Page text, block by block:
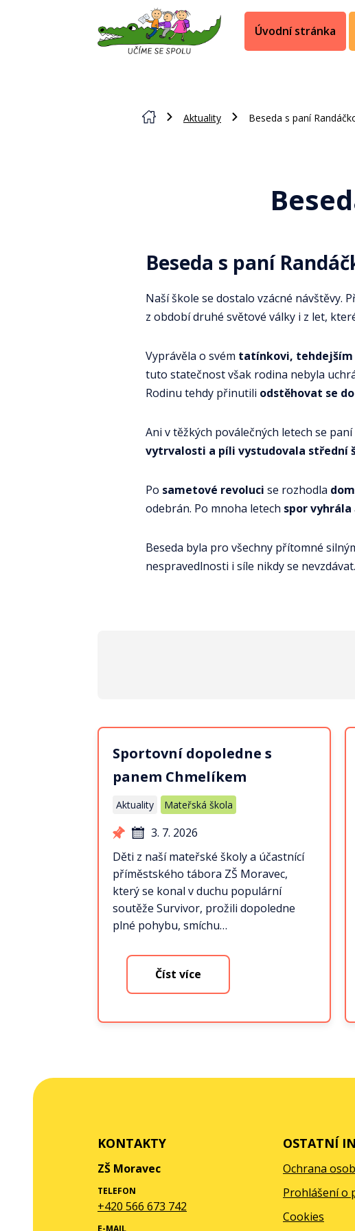
Úvodní stránka
Aktuality Beseda s paní
Beseda s paní
Naší škole se dostalo vzácné návštěvy.
z období druhé světové války i z let,
Vyprávěla o svém tatínkovi,
tuto statečnost však rodina nebyla
Rodinu tehdy přinutili odstěhovat se
Ani v těžkých poválečných letech se
vytrvalosti a píli vystudovala střední
Po sametové revoluci se rozhodla
odebrán. Po mnoha letech spor vyhrála
Beseda byla pro všechny přítomné
nespravedlnosti i síle nikdy se
Sportovní dopoledne s
panem Chmelíkem
Aktuality Mateřská škola
3. 7. 2026
Děti z naší mateřské školy a účastnící
příměstského tábora ZŠ Moravec,
který se konal v duchu populární
soutěže Survivor, prožili dopoledne
plné pohybu, smíchu…
Číst více
KONTAKTY
ZŠ Moravec
TELEFON
+420 566 673 742
E-MAIL
OSTATNÍ
Ochrana
Prohlášení o
Cookies